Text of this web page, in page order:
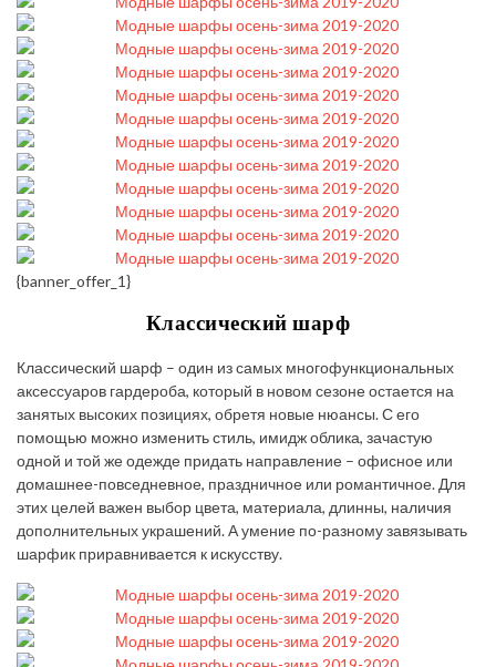
{banner_offer_1}
Классический шарф
Классический шарф – один из самых многофункциональных
аксессуаров гардероба, который в новом сезоне остается на
занятых высоких позициях, обретя новые нюансы. С его
помощью можно изменить стиль, имидж облика, зачастую
одной и той же одежде придать направление – офисное или
домашнее-повседневное, праздничное или романтичное. Для
этих целей важен выбор цвета, материала, длинны, наличия
дополнительных украшений. А умение по-разному завязывать
шарфик приравнивается к искусству.